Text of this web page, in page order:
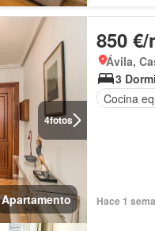
4fotos
Apartamento
850
Ávila,
3
Cocina
Hace 1